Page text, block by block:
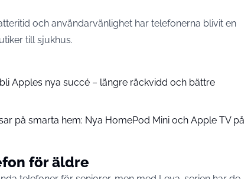
och användarvänlighet har telefonerna blivit en
till sjukhus.
Apples nya succé – längre räckvidd och bättre
på smarta hem: Nya HomePod Mini och Apple TV på
för äldre